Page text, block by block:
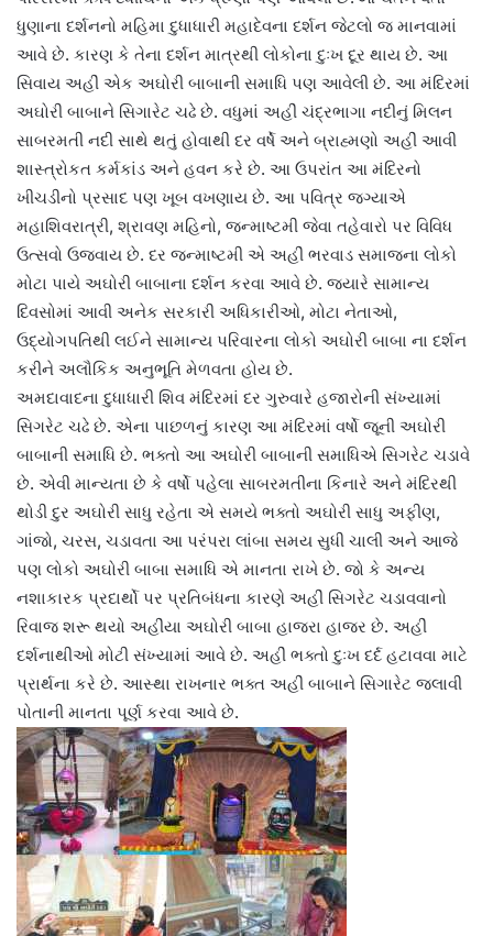
ધુણાના દર્શનનો મહિમા દુધાધારી મહાદેવના દર્શન જેટલો જ માનવામાં
આવે છે. કારણ કે તેના દર્શન માત્રથી લોકોના દુઃખ દૂર થાય છે. આ
સિવાય અહીં એક અઘોરી બાબાની સમાધિ પણ આવેલી છે. આ મંદિરમાં
અઘોરી બાબાને સિગારેટ ચઢે છે. વધુમાં અહીં ચંદ્રભાગા નદીનું મિલન
સાબરમતી નદી સાથે થતું હોવાથી દર વર્ષે અને બ્રાહ્મણો અહીં આવી
શાસ્ત્રોકત કર્મકાંડ અને હવન કરે છે. આ ઉપરાંત આ મંદિરનો
ખીચડીનો પ્રસાદ પણ ખૂબ વખણાય છે. આ પવિત્ર જગ્યાએ
મહાશિવરાત્રી, શ્રાવણ મહિનો, જન્માષ્ટમી જેવા તહેવારો પર વિવિધ
ઉત્સવો ઉજવાય છે. દર જન્માષ્ટમી એ અહીં ભરવાડ સમાજના લોકો
મોટા પાયે અઘોરી બાબાના દર્શન કરવા આવે છે. જ્યારે સામાન્ય
દિવસોમાં આવી અનેક સરકારી અધિકારીઓ, મોટા નેતાઓ,
ઉદ્યોગપતિથી લઈને સામાન્ય પરિવારના લોકો અઘોરી બાબા ના દર્શન
કરીને અલૌકિક અનુભૂતિ મેળવતા હોય છે.
અમદાવાદના દુધાધારી શિવ મંદિરમાં દર ગુરુવારે હજારોની સંખ્યામાં
સિગરેટ ચઢે છે. એના પાછળનું કારણ આ મંદિરમાં વર્ષો જૂની અઘોરી
બાબાની સમાધિ છે. ભક્તો આ અઘોરી બાબાની સમાધિએ સિગરેટ ચડાવે
છે. એવી માન્યતા છે કે વર્ષો પહેલા સાબરમતીના કિનારે અને મંદિરથી
થોડી દુર અઘોરી સાધુ રહેતા એ સમયે ભક્તો અઘોરી સાધુ અફીણ,
ગાંજો, ચરસ, ચડાવતા આ પરંપરા લાંબા સમય સુધી ચાલી અને આજે
પણ લોકો અઘોરી બાબા સમાધિ એ માનતા રાખે છે. જો કે અન્ય
નશાકારક પ્રદાર્થો પર પ્રતિબંધના કારણે અહીં સિગરેટ ચડાવવાનો
રિવાજ શરૂ થયો અહીંયા અઘોરી બાબા હાજરા હાજર છે. અહીં
દર્શનાથીઓ મોટી સંખ્યામાં આવે છે. અહીં ભક્તો દુઃખ દર્દ હટાવવા માટે
પ્રાર્થના કરે છે. આસ્થા રાખનાર ભક્ત અહીં બાબાને સિગારેટ જલાવી
પોતાની માનતા પૂર્ણ કરવા આવે છે.